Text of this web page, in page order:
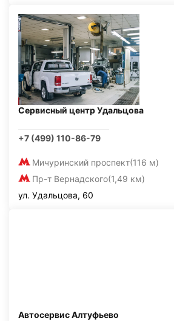
Сервисный центр Удальцова
+7 (499) 110-86-79
Мичуринский проспект(116 м)
Пр-т Вернадского(1,49 км)
ул. Удальцова, 60
Автосервис Алтуфьево